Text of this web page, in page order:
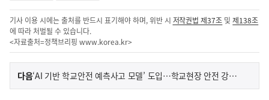
기사 이용 시에는 출처를 반드시 표기해야 하며, 위반 시 저작권법 제37조 및제138조
에 따라 처벌될 수 있습니다.
<자료출처=정책브리핑 www.korea.kr>
이
전
다음기
사
‘AI 기반 학교안전 예측사고 모델’ 도입…학교현장 안전 강화 지원